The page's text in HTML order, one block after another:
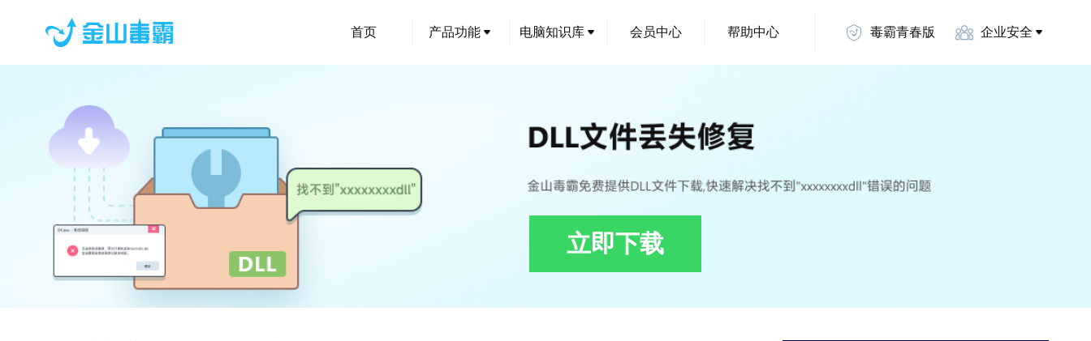
首页 产品功能 电脑知识库 会员中心 帮助中心 毒霸青春版 企业安全
立即下载